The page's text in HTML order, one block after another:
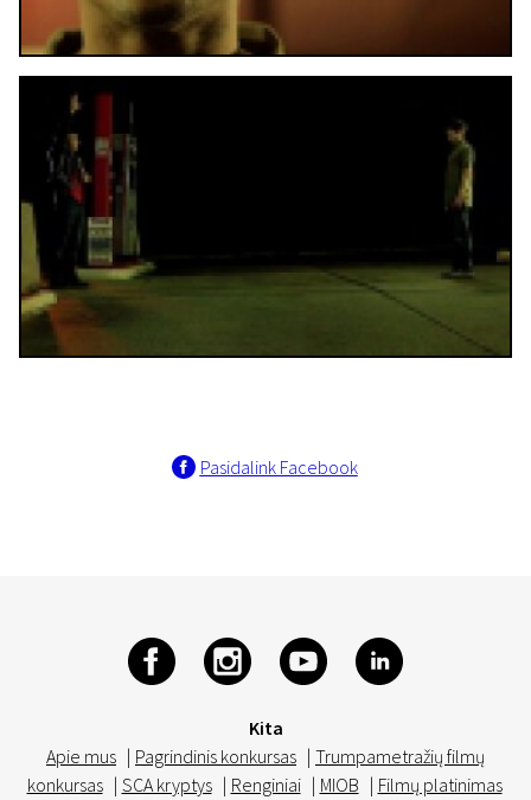
Pasidalink Facebook
Kita
Apie mus | Pagrindinis konkursas | Trumpametražių filmų
konkursas | SCA kryptys | Renginiai | MIOB | Filmų platinimas